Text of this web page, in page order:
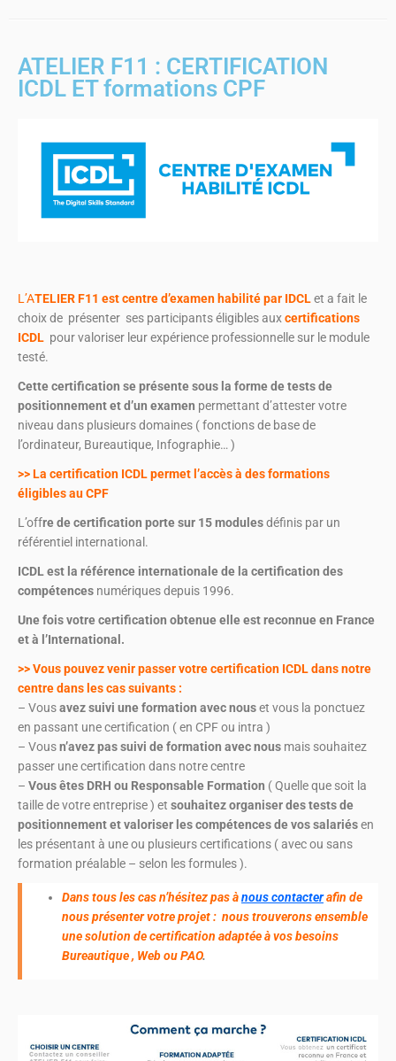
ATELIER F11 : CERTIFICATION
ICDL ET formations CPF
L’ATELIER F11 est centre d’examen habilité par IDCLet a fait le
choix de présenter ses participants éligibles auxcertifications
ICDL pour valoriser leur expérience professionnelle sur le module
testé.
Cette certification se présente sous la forme de tests de
positionnement et d’un examen permettant d’attester votre
niveau dans plusieurs domaines ( fonctions de base de
l’ordinateur, Bureautique, Infographie… )
>> La certification ICDL permet l’accès à des formations
éligibles au CPF
L’offre de certification porte sur 15 modulesdéfinis par un
référentiel international.
ICDL est la référence internationale de la certification des
compétences numériques depuis 1996.
Une fois votre certification obtenue elle est reconnue en France
et à l’International.
>> Vous pouvez venir passer votre certification ICDL dans notre
centre dans les cas suivants :
– Vousavez suivi une formation avec nouset vous la ponctuez
en passant une certification ( en CPF ou intra )
– Vousn’avez pas suivi de formation avec nous mais souhaitez
passer une certification dans notre centre
– Vous êtes DRH ou Responsable Formation ( Quelle que soit la
taille de votre entreprise ) et souhaitez organiser des tests de
positionnement et valoriser les compétences de vos salariésen
les présentant à une ou plusieurs certifications ( avec ou sans
formation préalable – selon les formules ).
Dans tous les cas n’hésitez pas ànous contacterafin de
nous présenter votre projet : nous trouverons ensemble
une solution de certification adaptée à vos besoins
Bureautique , Web ou PAO.